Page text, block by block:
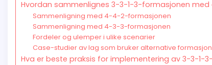
Hvordan sammenlignes 3-3-1-3-formasjonen
Sammenligning med 4-4-2-formasjonen
Sammenligning med 4-3-3-formasjonen
Fordeler og ulemper i ulike scenarier
Case-studier av lag som bruker alternative
Hva er beste praksis for implementering av 3-3-1-